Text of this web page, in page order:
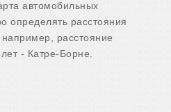
автомобильных
определять расстояния
расстояние
- Катре-Борне.